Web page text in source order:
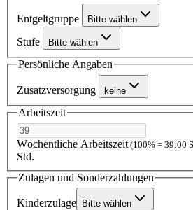
Entgeltgruppe Bitte wählen
Stufe Bitte wählen
Persönliche Angaben
Zusatzversorgung keine
Arbeitszeit
Wöchentliche Arbeitszeit (100% = 39:00
Std.
Zulagen und Sonderzahlungen
Kinderzulage Bitte wählen